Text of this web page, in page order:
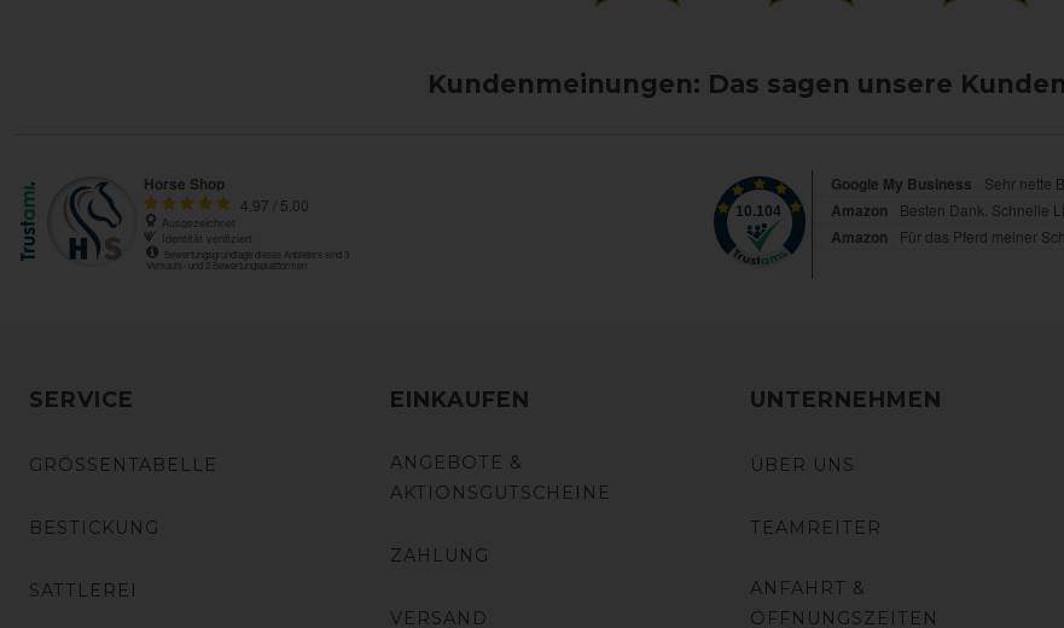
Kundenmeinungen: Das sagen unsere
SERVICE
GRÖSSENTABELLE
BESTICKUNG
SATTLEREI
EINKAUFEN
ANGEBOTE &
AKTIONSGUTSCHEINE
ZAHLUNG
VERSAND
UNTERNEHMEN
ÜBER UNS
TEAMREITER
ANFAHRT &
ÖFFNUNGSZEITEN